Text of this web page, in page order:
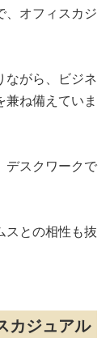
、オフィスカジ
ながら、ビジネ
ね備えていま
デスクワークで
スとの相性も抜
カジュアル